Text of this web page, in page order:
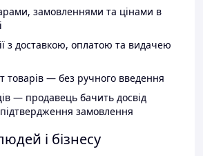
замовленнями та цінами в
з доставкою, оплатою та видачею
товарів — без ручного введення
— продавець бачить досвід
замовлення
і бізнесу